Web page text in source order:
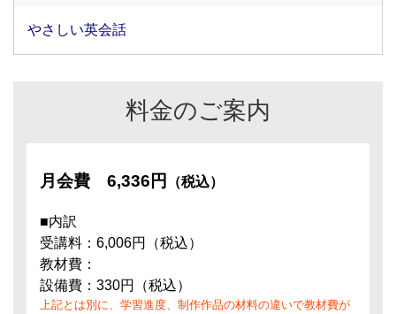
やさしい英会話
料金のご案内
月会費 6,336円 （税込）
■内訳
受講料：6,006円（税込）
教材費：
設備費：330円（税込）
上記とは別に、学習進度、制作作品の材料の違いで教材費が